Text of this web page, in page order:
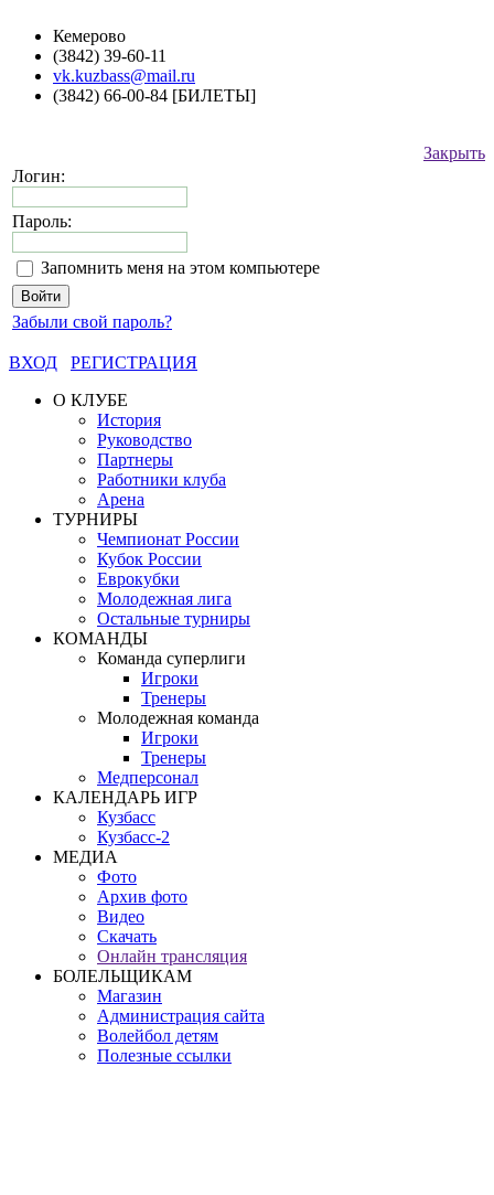
Кемерово
(3842) 39-60-11
vk.kuzbass@mail.ru
(3842) 66-00-84 [БИЛЕТЫ]
Закрыть
Логин:
Пароль:
Запомнить меня на этом компьютере
Забыли свой пароль?
ВХОД
РЕГИСТРАЦИЯ
О КЛУБЕ
История
Руководство
Партнеры
Работники клуба
Арена
ТУРНИРЫ
Чемпионат России
Кубок России
Еврокубки
Молодежная лига
Остальные турниры
КОМАНДЫ
Команда суперлиги
Игроки
Тренеры
Молодежная команда
Игроки
Тренеры
Медперсонал
КАЛЕНДАРЬ ИГР
Кузбасс
Кузбасс-2
МЕДИА
Фото
Архив фото
Видео
Скачать
Онлайн трансляция
БОЛЕЛЬЩИКАМ
Магазин
Администрация сайта
Волейбол детям
Полезные ссылки